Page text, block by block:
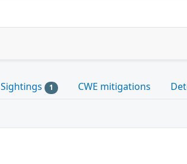
Sightings 1 CWE mitigations